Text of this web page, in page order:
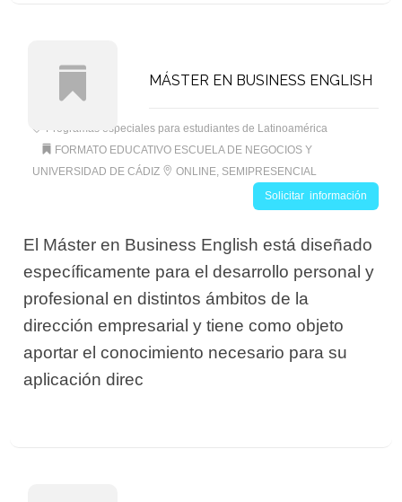
MÁSTER EN BUSINESS ENGLISH
Programas especiales para estudiantes de Latinoamérica
FORMATO EDUCATIVO ESCUELA DE NEGOCIOS Y
UNIVERSIDAD DE CÁDIZ
ONLINE, SEMIPRESENCIAL
Solicitar información
El Máster en Business English está diseñado
específicamente para el desarrollo personal y
profesional en distintos ámbitos de la
dirección empresarial y tiene como objeto
aportar el conocimiento necesario para su
aplicación direc